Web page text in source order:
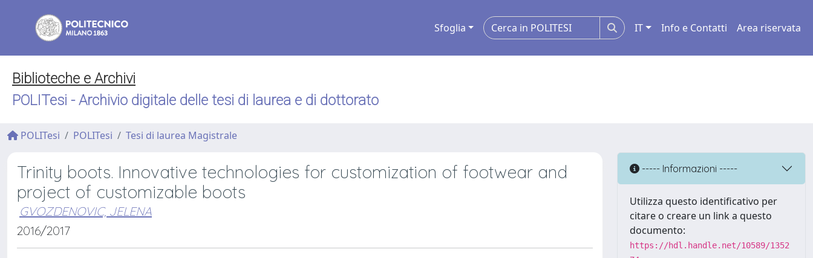
Sfoglia IT Info e Contatti Area riservata
Biblioteche e Archivi
POLITesi - Archivio digitale delle tesi di laurea e di dottorato
POLITesi POLITesi Tesi di laurea Magistrale
Trinity boots. Innovative technologies for customization of footwear and
project of customizable boots
GVOZDENOVIC, JELENA
2016/2017
----- Informazioni -----
Utilizza questo identificativo per
citare o creare un link a questo
documento:
https://hdl.handle.net/10589/1352